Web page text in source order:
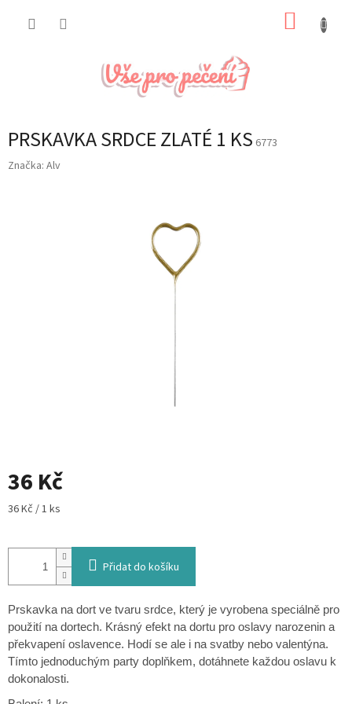
PRSKAVKA SRDCE ZLATÉ 1 KS 6773
Značka: Alv
36 Kč
Měrná
36 Kč / 1 ks
Přidat do košíku
Prskavka na dort ve tvaru srdce, který je vyrobena speciálně pro
použití na dortech. Krásný efekt na dortu pro oslavy narozenin a
překvapení oslavence. Hodí se ale i na svatby nebo valentýna.
Tímto jednoduchým party doplňkem, dotáhnete každou oslavu k
dokonalosti.